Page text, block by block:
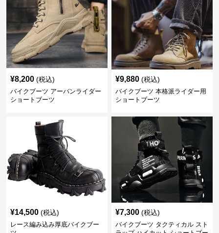
¥8,200 (税込)
バイクブーツ アーバンライダー
ショートブーツ
¥9,880 (税込)
バイクブーツ 本格派ライダー用
ショートブーツ
¥14,500 (税込)
レース編み込み厚底バイクブー
¥7,300 (税込)
バイクブーツ タクティカル スト